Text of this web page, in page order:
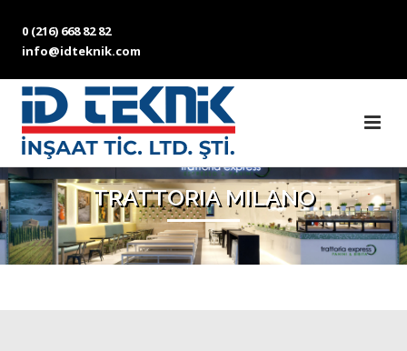
0 (216) 668 82 82
info@idteknik.com
TRATTORIA MILANO